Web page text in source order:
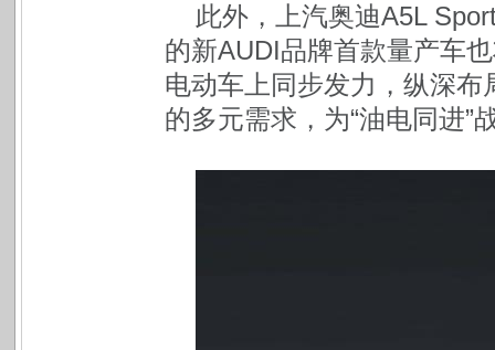
此外，上汽奥迪A5L
的新AUDI品牌首款量产车
电动车上同步发力，纵深
的多元需求，为“油电同进”